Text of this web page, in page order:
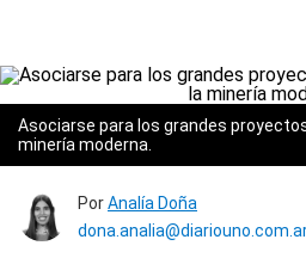
Asociarse para los grandes
minería moderna.
PorAnalía Doña